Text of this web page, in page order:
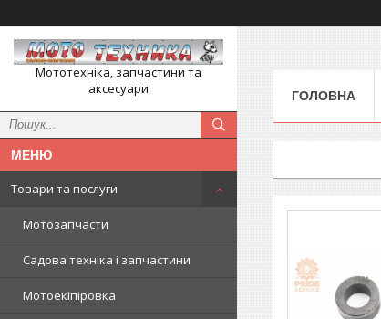
Мототехніка, запчастини та
аксесуари
Товари та послуги
Мотозапчасти
Садова техніка і запчастини
Мотоекіпіровка
ГОЛОВНА